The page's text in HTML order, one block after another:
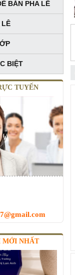
BÀN PHA LÊ
LÊ
BIỆT
TUYẾN
MỚI NHẤT